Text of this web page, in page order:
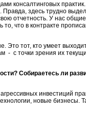
консалтинговых
здесь трудно
отчетность. У нас
что в контракте
тот, кто умеет
с точки зрения их
Собираетесь ли
инвестиций
новые бизнесы.